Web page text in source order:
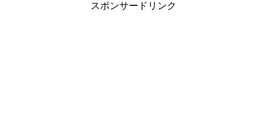
スポンサードリンク